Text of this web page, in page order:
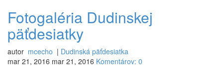
Fotogaléria Dudinskej
päťdesiatky
autor mcecho | Dudinská päťdesiatka
mar 21, 2016 mar 21, 2016 Komentárov: 0